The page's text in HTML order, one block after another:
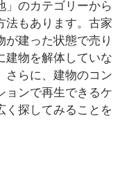
」のカテゴリーから
法もあります。古家
建った状態で売り
建物を解体していな
さらに、建物のコン
ョンで再生できるケ
く探してみることを